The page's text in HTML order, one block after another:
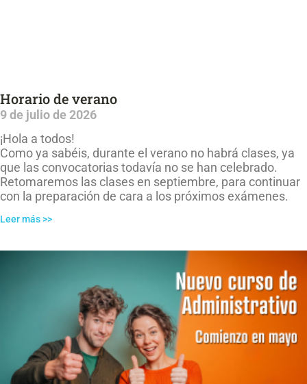
Horario de verano
9 de julio de 2026
¡Hola a todos!
Como ya sabéis, durante el verano no habrá clases, ya
que las convocatorias todavía no se han celebrado.
Retomaremos las clases en septiembre, para continuar
con la preparación de cara a los próximos exámenes.
Leer más >>